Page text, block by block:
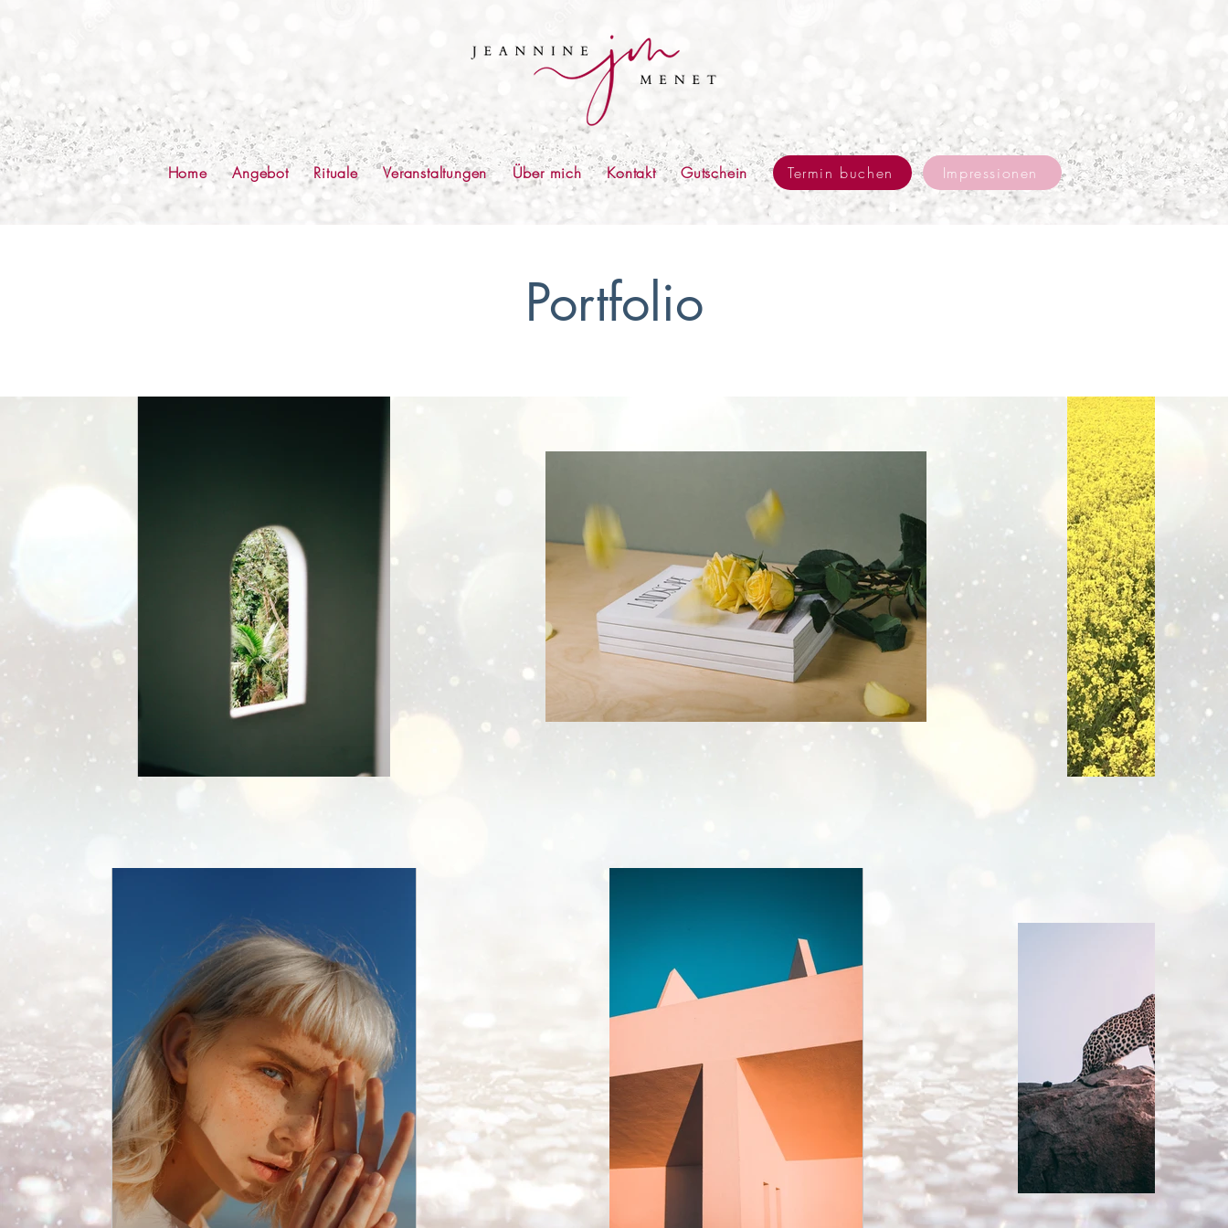
Home Angebot Rituale Veranstaltungen Über mich Kontakt Gutschein Termin buchen Impressionen
Portfolio